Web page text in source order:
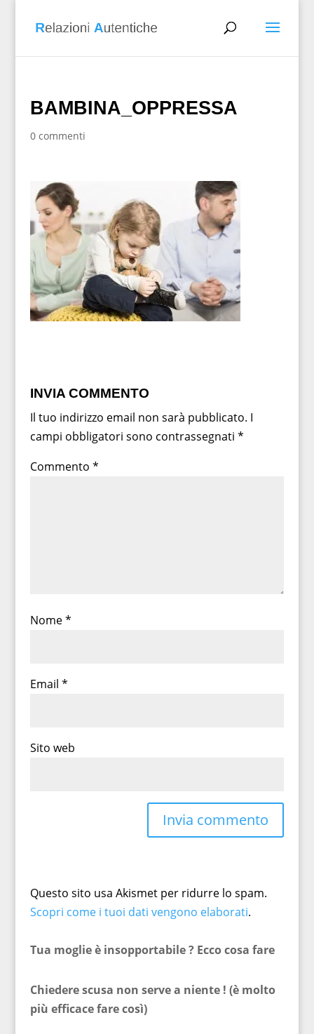
BAMBINA_OPPRESSA
0 commenti
INVIA COMMENTO
Il tuo indirizzo email non sarà pubblicato. I
campi obbligatori sono contrassegnati *
Commento *
Nome*
Email *
Sito web
Questo sito usa Akismet per ridurre lo spam.
Scopri come i tuoi dati vengono elaborati.
Tua moglie è insopportabile ? Ecco cosa fare
Chiedere scusa non serve a niente ! (è molto
più efficace fare così)